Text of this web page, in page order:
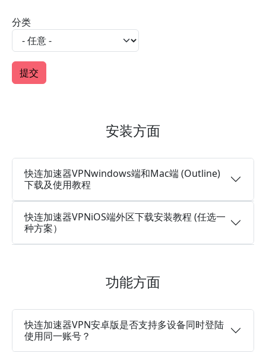
分类
安装方面
快连加速器VPNwindows端和Mac端 (Outline)
下载及使用教程
快连加速器VPNiOS端外区下载安装教程 (任选一
种方案）
功能方面
快连加速器VPN安卓版是否支持多设备同时登陆
使用同一账号？